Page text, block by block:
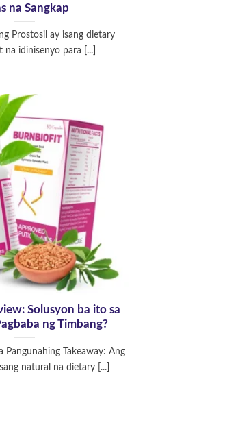
na Sangkap
Prostosil ay isang dietary
na idinisenyo para [...]
Solusyon ba ito sa
ng Timbang?
Pangunahing Takeaway: Ang
natural na dietary [...]